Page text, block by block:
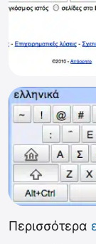
Περισσότερα